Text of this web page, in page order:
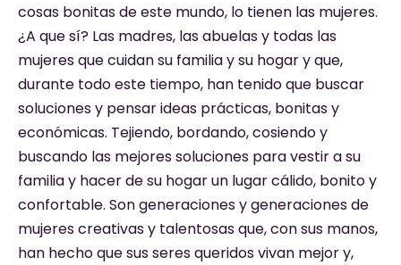
cosas bonitas de este mundo, lo tienen las mujeres.
¿A que sí? Las madres, las abuelas y todas las
mujeres que cuidan su familia y su hogar y que,
durante todo este tiempo, han tenido que buscar
soluciones y pensar ideas prácticas, bonitas y
económicas. Tejiendo, bordando, cosiendo y
buscando las mejores soluciones para vestir a su
familia y hacer de su hogar un lugar cálido, bonito y
confortable. Son generaciones y generaciones de
mujeres creativas y talentosas que, con sus manos,
han hecho que sus seres queridos vivan mejor y,